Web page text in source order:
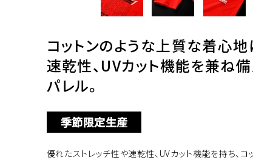
コットンのような上質な着心地
速乾性、UVカット機能を兼ね
パレル。
季節限定生産
優れたストレッチ性や速乾性、UVカット機能を持ち、